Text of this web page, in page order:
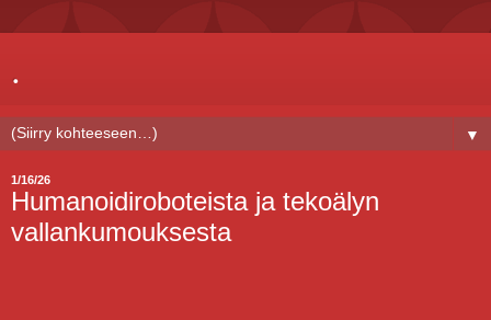
.
▼
1/16/26
Humanoidiroboteista ja tekoälyn
vallankumouksesta